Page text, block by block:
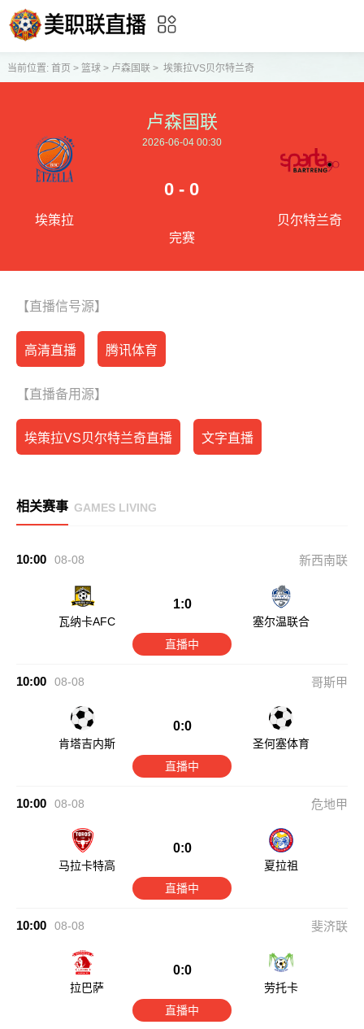
当前位置: 首页 > 篮球> 卢森国联> 埃策拉VS贝尔特兰奇
埃策拉
卢森国联
2026-06-04 00:30
0 - 0
完赛
贝尔特兰奇
【直播信号源】
高清直播 腾讯体育
【直播备用源】
埃策拉VS贝尔特兰奇直播 文字直播
相关赛事 GAMES LIVING
10:00 08-08 新西南联
瓦纳卡AFC
1:0
塞尔温联合
直播中
10:00 08-08 哥斯甲
肯塔吉内斯
0:0
圣何塞体育
直播中
10:00 08-08 危地甲
马拉卡特高
0:0
夏拉祖
直播中
10:00 08-08 斐济联
拉巴萨
0:0
劳托卡
直播中